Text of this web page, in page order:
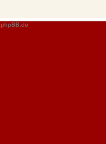
phpBB.de